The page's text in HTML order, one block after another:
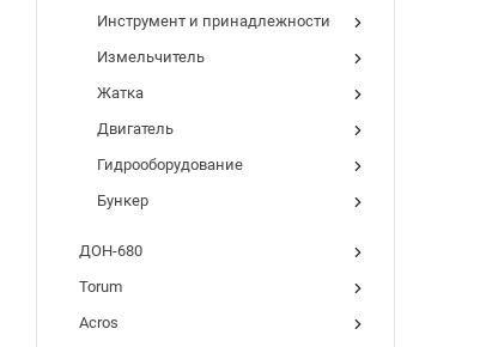
Инструмент и принадлежности
Измельчитель
Жатка
Двигатель
Гидрооборудование
Бункер
ДОН-680
Torum
Acros